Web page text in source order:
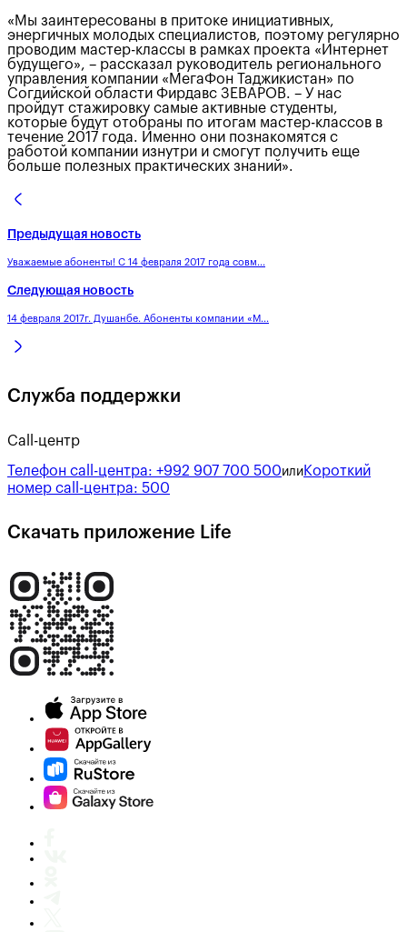
«Мы заинтересованы в притоке инициативных,
энергичных молодых специалистов, поэтому регулярно
проводим мастер-классы в рамках проекта «Интернет
будущего», – рассказал руководитель регионального
управления компании «МегаФон Таджикистан» по
Согдийской области Фирдавс ЗЕВАРОВ. – У нас
пройдут стажировку самые активные студенты,
которые будут отобраны по итогам мастер-классов в
течение 2017 года. Именно они познакомятся с
работой компании изнутри и смогут получить еще
больше полезных практических знаний».
Предыдущая новость
Уважаемые абоненты! С 14 февраля 2017 года совм...
Следующая новость
14 февраля 2017г. Душанбе. Абоненты компании «М...
Служба поддержки
Call-центр
Телефон call-центра: +992 907 700 500или Короткий
номер call-центра: 500
Скачать приложение Life